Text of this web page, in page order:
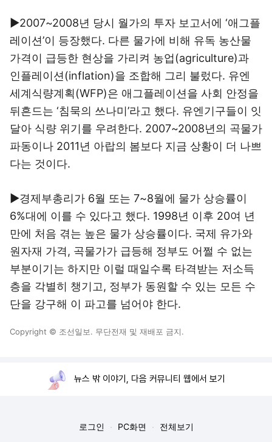
▶2007~2008년 당시 월가의 투자 보고서에 ‘애그플
레이션’이 등장했다. 다른 물가에 비해 유독 농산물
가격이 급등한 현상을 가리켜 농업(agriculture)과
인플레이션(inflation)을 조합해 그리 불렀다. 유엔
세계식량계획(WFP)은 애그플레이션을 사회 안정을
뒤흔드는 ‘침묵의 쓰나미’라고 했다. 유엔기구들이 잇
달아 식량 위기를 우려한다. 2007~2008년의 곡물가
파동이나 2011년 아랍의 봄보다 지금 상황이 더 나쁘
다는 것이다.
▶경제부총리가 6월 또는 7~8월에 물가 상승률이
6%대에 이를 수 있다고 했다. 1998년 이후 20여 년
만에 처음 겪는 높은 물가 상승률이다. 국제 유가와
원자재 가격, 곡물가가 급등해 정부도 어쩔 수 없는
부분이기는 하지만 이럴 때일수록 타격받는 저소득
층을 각별히 챙기고, 정부가 동원할 수 있는 모든 수
단을 강구해 이 파고를 넘어야 한다.
Copyright © 조선일보. 무단전재 및 재배포 금지.
뉴스 밖 이야기, 다음 커뮤니티 웹에서 보기
로그인 PC화면 전체보기